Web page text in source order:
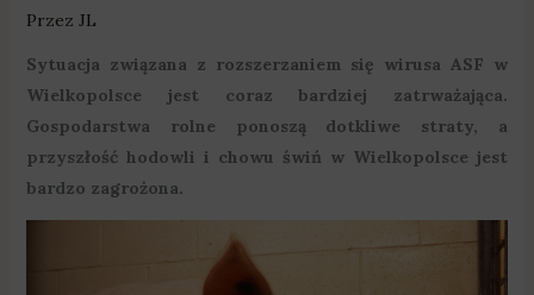
Przez JL
Sytuacja związana z rozszerzaniem się wirusa ASF w
Wielkopolsce jest coraz bardziej zatrważająca.
Gospodarstwa rolne ponoszą dotkliwe straty, a
przyszłość hodowli i chowu świń w Wielkopolsce jest
bardzo zagrożona.